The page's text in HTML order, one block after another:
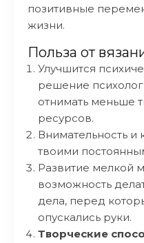
позитивные
жизни.
Польза от
Улучшится
решение
отнимать меньше
ресурсов.
Внимательность и
твоими
Развитие мелкой
возможность
дела, перед
опускались руки.
Творческие